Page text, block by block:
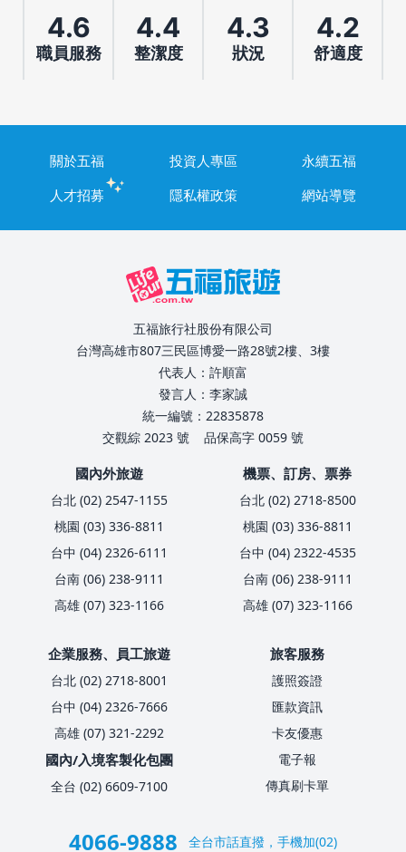
4.6
職員服務
4.4
整潔度
4.3
狀況
4.2
舒適度
關於五福 投資人專區
永續五福
人才招募
隱私權政策 網站導覽
五福旅行社股份有限公司
台灣高雄市807三民區博愛一路28號2樓、3樓
代表人：許順富
發言人：李家誠
統一編號：22835878
交觀綜 2023 號
品保高字 0059 號
國內外旅遊
台北 (02) 2547-1155
桃園 (03) 336-8811
台中 (04) 2326-6111
台南 (06) 238-9111
高雄 (07) 323-1166
機票、訂房、票券
台北 (02) 2718-8500
桃園 (03) 336-8811
台中 (04) 2322-4535
台南 (06) 238-9111
高雄 (07) 323-1166
企業服務、員工旅遊
台北 (02) 2718-8001
台中 (04) 2326-7666
高雄 (07) 321-2292
國內/入境客製化包團
全台 (02) 6609-7100
旅客服務
護照簽證
匯款資訊
卡友優惠
電子報
傳真刷卡單
4066-9888 全台市話直撥，手機加(02)